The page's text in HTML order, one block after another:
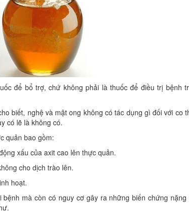
để bổ trợ, chứ không phải là thuốc để điều trị bệnh
biết, nghệ và mật ong không có tác dụng gì đối với co
có lẽ là không có.
quản bao gồm:
xấu của axit cao lên thực quản.
cho dịch trào lên.
hoạt.
mà còn có nguy cơ gây ra những biến chứng nặng